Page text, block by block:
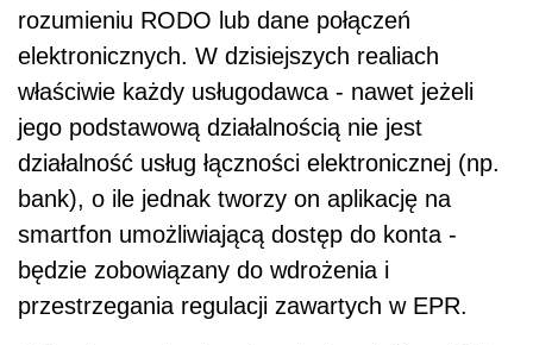
rozumieniu RODO lub dane połączeń
elektronicznych. W dzisiejszych realiach
właściwie każdy usługodawca - nawet jeżeli
jego podstawową działalnością nie jest
działalność usług łączności elektronicznej (np.
bank), o ile jednak tworzy on aplikację na
smartfon umożliwiającą dostęp do konta -
będzie zobowiązany do wdrożenia i
przestrzegania regulacji zawartych w EPR.